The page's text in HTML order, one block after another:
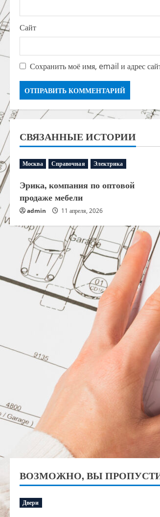
Сайт
Сохранить моё имя, email и адрес
СВЯЗАННЫЕ ИСТОРИИ
Москва Справочная Электрика
Эрика, компания по оптовой
продаже мебели
admin 11 апреля, 2026
ВОЗМОЖНО, ВЫ
Двери